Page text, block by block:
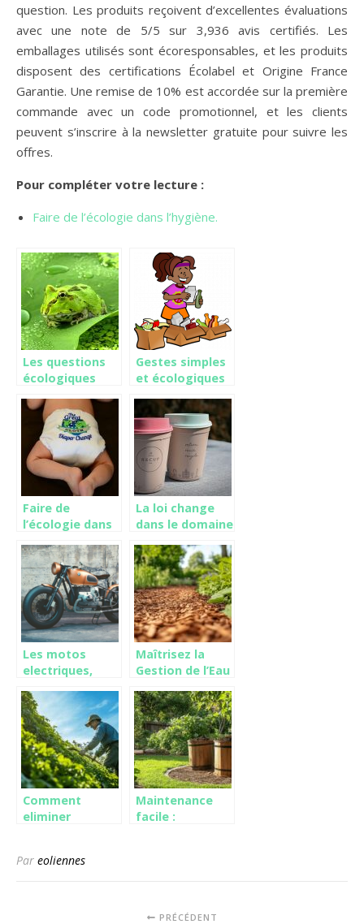
question. Les produits reçoivent d’excellentes évaluations
avec une note de 5/5 sur 3,936 avis certifiés. Les
emballages utilisés sont écoresponsables, et les produits
disposent des certifications Écolabel et Origine France
Garantie. Une remise de 10% est accordée sur la première
commande avec un code promotionnel, et les clients
peuvent s’inscrire à la newsletter gratuite pour suivre les
offres.
Pour compléter votre lecture :
Faire de l’écologie dans l’hygiène.
Les questions
écologiques
conservation
des espèces
sauvages
Gestes simples
et écologiques
maison
Faire de
l’écologie dans
La loi change
dans le domaine
comportements
habituels
également
Les motos
electriques,
l’environnement
?
Maîtrisez la
Gestion de l’Eau
Forestier :
Conseils
d’Experts
Comment
eliminer
strategies de
Maintenance
facile :
Par eoliennes
PRÉCÉDENT